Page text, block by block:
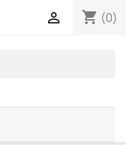
shopping_cart (0)
